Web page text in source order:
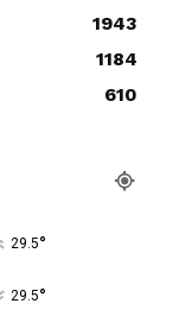
1943
1184
610
29.5°
29.5°